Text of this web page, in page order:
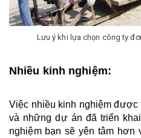
Lưu ý khi lựa chọn công ty
Nhiều kinh nghiệm:
Việc nhiều kinh nghiệm được
và những dự án đã triển
nghiệm bạn sẽ yên tâm hơn